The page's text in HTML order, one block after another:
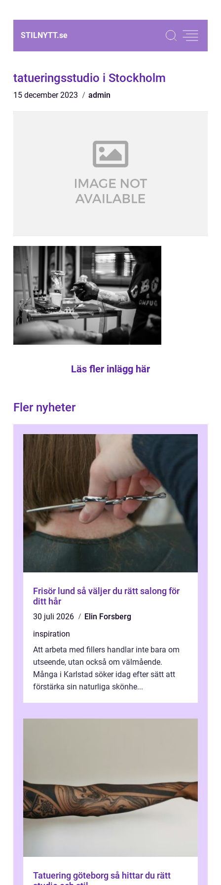
STILNYTT.se
tatueringsstudio i Stockholm
15 december 2023 admin
Läs fler inlägg här
Fler nyheter
Frisör lund så väljer du rätt salong för
ditt hår
30 juli 2026
Elin Forsberg
inspiration
Att arbeta med fillers handlar inte bara om
utseende, utan också om välmående.
Många i Karlstad söker idag efter sätt att
förstärka sin naturliga skönhe...
Tatuering göteborg så hittar du rätt